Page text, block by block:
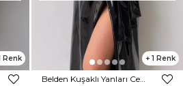
1
Belden Kuşaklı Yanları Cepli Eduardo Kadın Siyah Parlak Vegan Deri Kaban 23K000145